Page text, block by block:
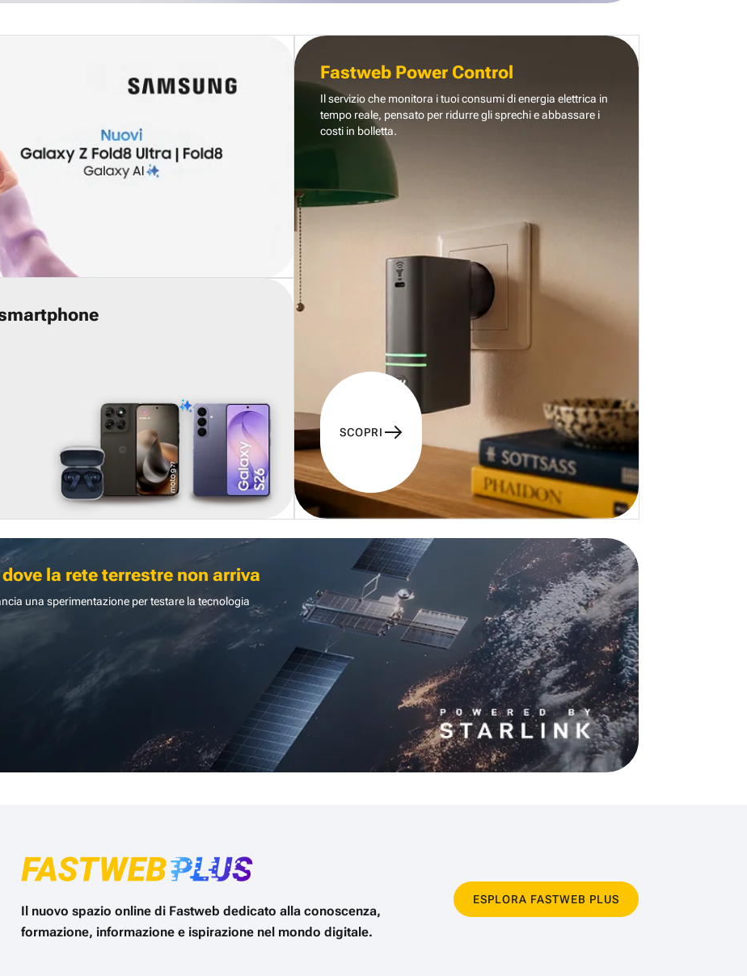
Fastweb Power Control
Il servizio che monitora i tuoi consumi di energia elettrica in
tempo reale, pensato per ridurre gli sprechi e abbassare i
costi in bolletta.
SCOPRI
la rete terrestre non arriva
una sperimentazione per testare la tecnologia
Il nuovo spazio online di Fastweb dedicato alla conoscenza,
formazione, informazione e ispirazione nel mondo digitale.
ESPLORA FASTWEB PLUS